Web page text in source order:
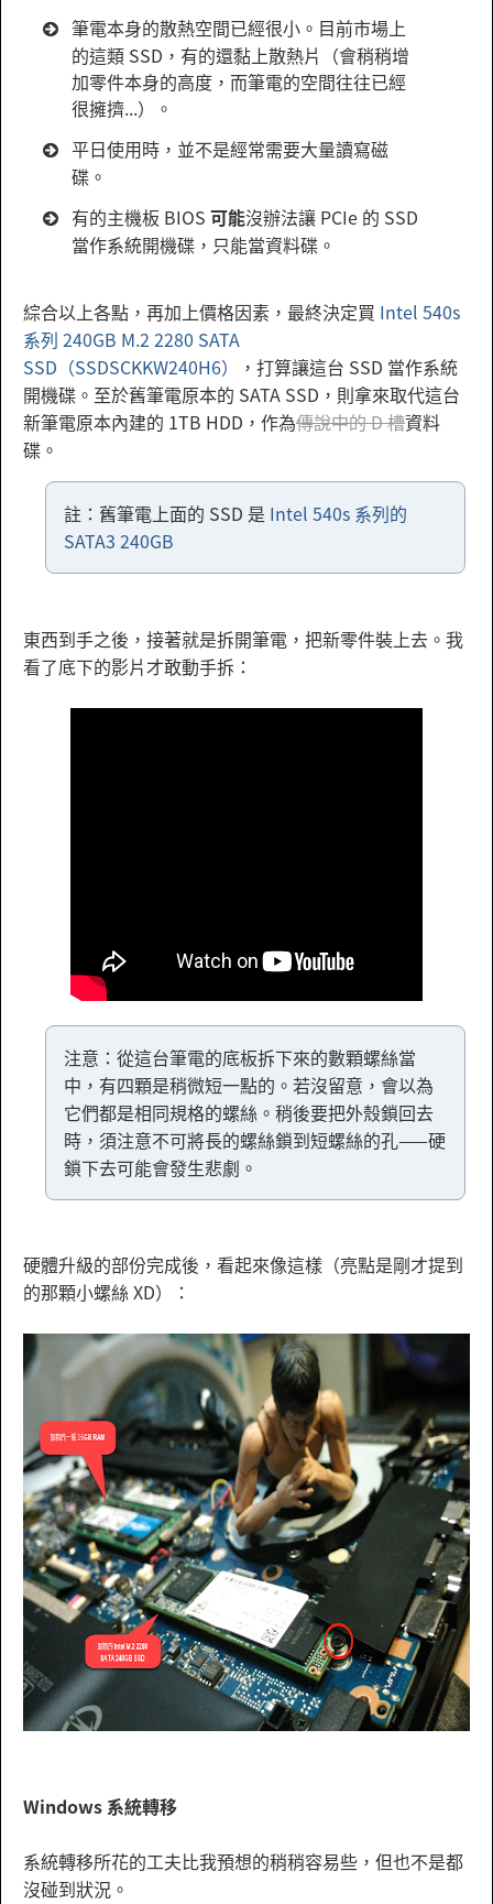
筆電本身的散熱空間已經很小。目前市場上
的這類 SSD，有的還黏上散熱片（會稍稍增
加零件本身的高度，而筆電的空間往往已經
很擁擠...）。
平日使用時，並不是經常需要大量讀寫磁
碟。
有的主機板 BIOS可能沒辦法讓 PCIe 的 SSD
當作系統開機碟，只能當資料碟。
綜合以上各點，再加上價格因素，最終決定買 Intel 540s
系列 240GB M.2 2280 SATA
SSD（SSDSCKKW240H6）
，打算讓這台 SSD 當作系統
開機碟。至於舊筆電原本的 SATA SSD，則拿來取代這台
新筆電原本內建的 1TB HDD，作為傳說中的 D 槽資料
碟。
註：舊筆電上面的 SSD 是 Intel 540s 系列的
SATA3 240GB
東西到手之後，接著就是拆開筆電，把新零件裝上去。我
看了底下的影片才敢動手拆：
注意：從這台筆電的底板拆下來的數顆螺絲當
中，有四顆是稍微短一點的。若沒留意，會以為
它們都是相同規格的螺絲。稍後要把外殼鎖回去
時，須注意不可將長的螺絲鎖到短螺絲的孔——硬
鎖下去可能會發生悲劇。
硬體升級的部份完成後，看起來像這樣（亮點是剛才提到
的那顆小螺絲 XD）：
Windows 系統轉移
系統轉移所花的工夫比我預想的稍稍容易些，但也不是都
沒碰到狀況。